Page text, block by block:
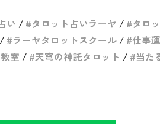
い タロット占いラーヤ タロ
ラーヤタロットスクール 仕事運
室 天穹の神託タロット 当た